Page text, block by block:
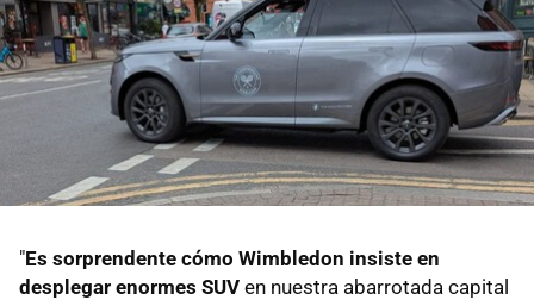
"Es sorprendente cómo Wimbledon insiste en
desplegar enormes SUV en nuestra abarrotada capital